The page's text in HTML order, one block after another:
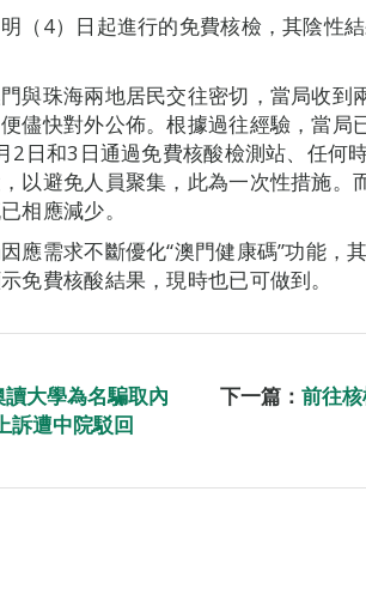
（4）日起進行的免費核檢，其陰性
與珠海兩地居民交往密切，當局收到
儘快對外公佈。根據過往經驗，當局
2日和3日通過免費核酸檢測站、任何
以避免人員聚集，此為一次性措施。
相應減少。
應需求不斷優化“澳門健康碼”功能，
免費核酸結果，現時也已可做到。
大學為名騙取內
訴遭中院駁回
下一篇： 前往